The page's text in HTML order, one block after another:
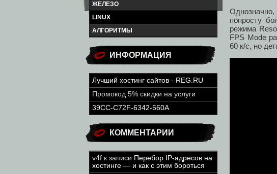
ЖЕЛЕЗО
LINUX
АЛГОРИТМЫ
ИНФОРМАЦИЯ
Лучший хостинг сайтов - REG.RU
Промокод 5% скидки на услуги
39CC-C72F-6342-560A
КОММЕНТАРИИ
v4f к записи Перебор IP-адресов на
хостинге — и как с этим бороться
Однозначно,
попросту
режима
FPS Mode
60 к/с, но